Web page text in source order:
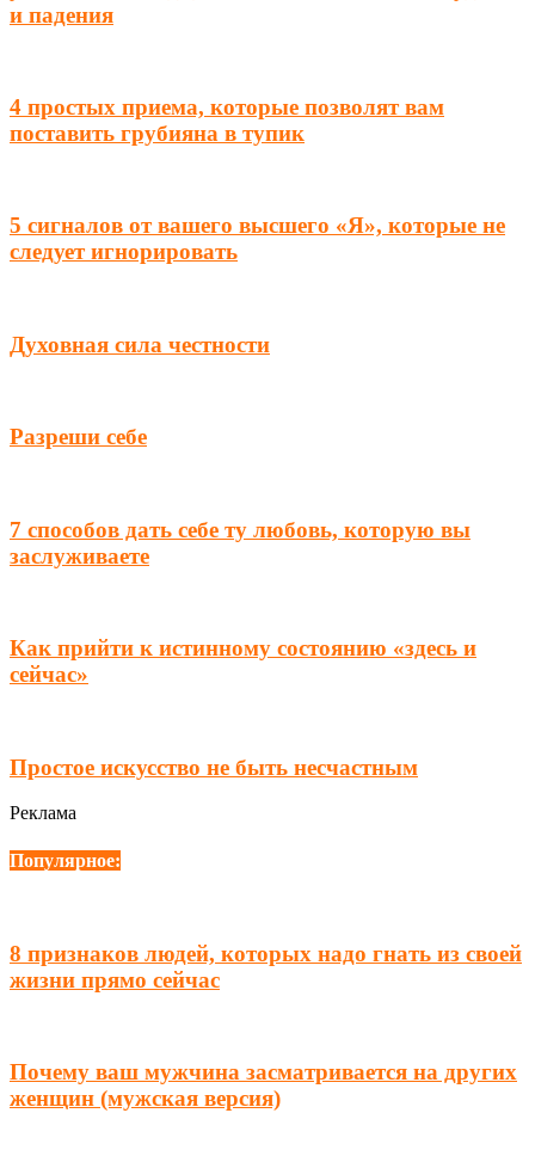
и падения
4 простых приема, которые позволят вам
поставить грубияна в тупик
5 сигналов от вашего высшего «Я», которые не
следует игнорировать
Духовная сила честности
Разреши себе
7 способов дать себе ту любовь, которую вы
заслуживаете
Как прийти к истинному состоянию «здесь и
сейчас»
Простое искусство не быть несчастным
Реклама
Популярное:
8 признаков людей, которых надо гнать из своей
жизни прямо сейчас
Почему ваш мужчина засматривается на других
женщин (мужская версия)